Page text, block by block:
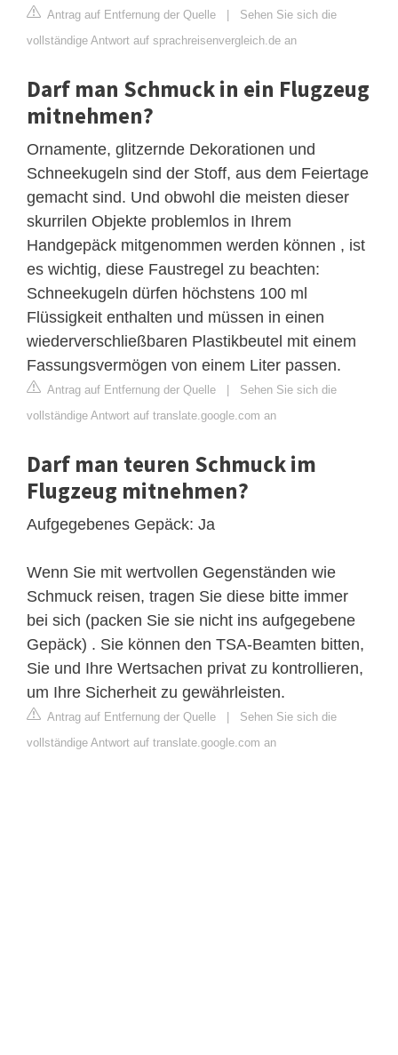
Antrag auf Entfernung der Quelle | Sehen Sie sich die
vollständige Antwort auf sprachreisenvergleich.de an
Darf man Schmuck in ein Flugzeug
mitnehmen?
Ornamente, glitzernde Dekorationen und
Schneekugeln sind der Stoff, aus dem Feiertage
gemacht sind. Und obwohl die meisten dieser
skurrilen Objekte problemlos in Ihrem
Handgepäck mitgenommen werden können , ist
es wichtig, diese Faustregel zu beachten:
Schneekugeln dürfen höchstens 100 ml
Flüssigkeit enthalten und müssen in einen
wiederverschließbaren Plastikbeutel mit einem
Fassungsvermögen von einem Liter passen.
Antrag auf Entfernung der Quelle | Sehen Sie sich die
vollständige Antwort auf translate.google.com an
Darf man teuren Schmuck im
Flugzeug mitnehmen?
Aufgegebenes Gepäck: Ja
Wenn Sie mit wertvollen Gegenständen wie
Schmuck reisen, tragen Sie diese bitte immer
bei sich (packen Sie sie nicht ins aufgegebene
Gepäck) . Sie können den TSA-Beamten bitten,
Sie und Ihre Wertsachen privat zu kontrollieren,
um Ihre Sicherheit zu gewährleisten.
Antrag auf Entfernung der Quelle | Sehen Sie sich die
vollständige Antwort auf translate.google.com an